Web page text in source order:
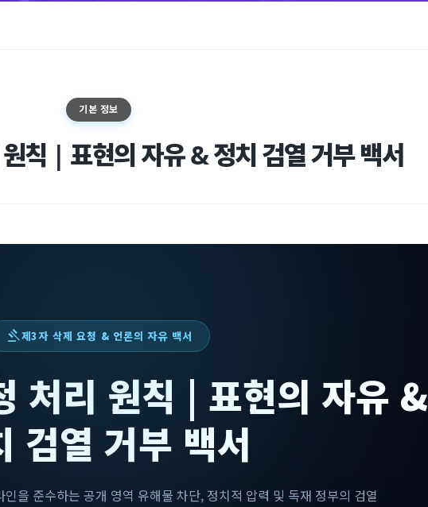
기본 정보
칙 | 표현의 자유 & 정치 검열 거부 백서
gavel제3자 삭제 요청 & 언론의 자유 백서
처리 원칙 | 표현의 자유 &
검열 거부 백서
준수하는 공개 영역 유해물 차단, 정치적 압력 및 독재 정부의 검열